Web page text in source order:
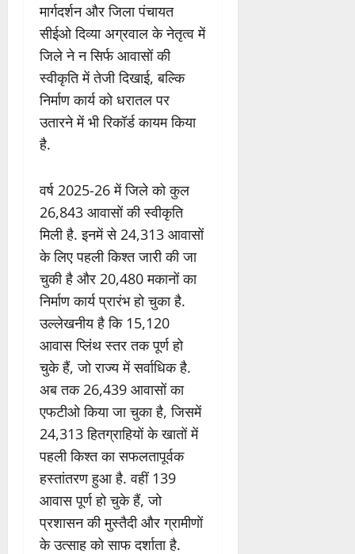
मार्गदर्शन और जिला पंचायत
सीईओ दिव्या अग्रवाल के नेतृत्व में
जिले ने न सिर्फ आवासों की
स्वीकृति में तेजी दिखाई, बल्कि
निर्माण कार्य को धरातल पर
उतारने में भी रिकॉर्ड कायम किया
है.
वर्ष 2025-26 में जिले को कुल
26,843 आवासों की स्वीकृति
मिली है. इनमें से 24,313 आवासों
के लिए पहली किश्त जारी की जा
चुकी है और 20,480 मकानों का
निर्माण कार्य प्रारंभ हो चुका है.
उल्लेखनीय है कि 15,120
आवास प्लिंथ स्तर तक पूर्ण हो
चुके हैं, जो राज्य में सर्वाधिक है.
अब तक 26,439 आवासों का
एफटीओ किया जा चुका है, जिसमें
24,313 हितग्राहियों के खातों में
पहली किश्त का सफलतापूर्वक
हस्तांतरण हुआ है. वहीं 139
आवास पूर्ण हो चुके हैं, जो
प्रशासन की मुस्तैदी और ग्रामीणों
के उत्साह को साफ दर्शाता है.